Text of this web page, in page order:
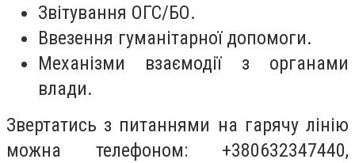
Звітування ОГС/БО.
Ввезення гуманітарної допомоги.
Механізми взаємодії з органами
влади.
Звертатись з питаннями на гарячу лінію
можна телефоном: +380632347440,